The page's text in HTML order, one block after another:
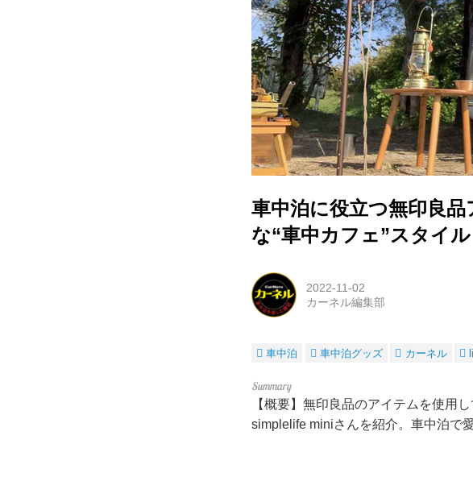
車中泊に役立つ無印良
な“車中カフェ”スタイル
2022-11-02
カーネル編集部
車中泊 車中泊グッズ カーネル
【概要】無印良品のアイテムを使用
simplelife miniさんを紹介。車中泊で